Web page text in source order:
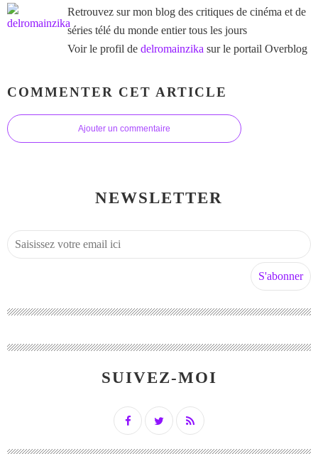
Retrouvez sur mon blog des critiques de cinéma et de
séries télé du monde entier tous les jours
Voir le profil de delromainzika sur le portail Overblog
COMMENTER CET ARTICLE
Ajouter un commentaire
NEWSLETTER
SUIVEZ-MOI